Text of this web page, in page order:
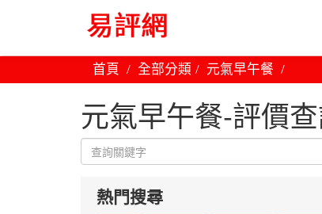
首頁 全部分類 元氣早午餐
元氣早午餐-評價
熱門搜尋